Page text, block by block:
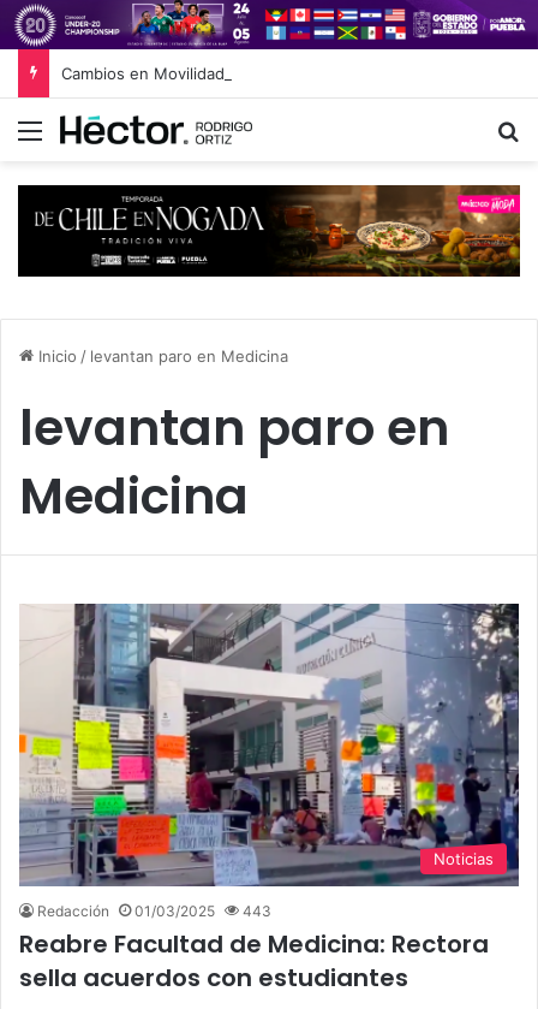
Menú
Inicio / levantan paro en Medicina
levantan paro en
Medicina
Noticias
Redacción 01/03/2025 443
Reabre Facultad de Medicina: Rectora
sella acuerdos con estudiantes